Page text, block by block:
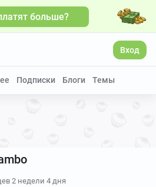
больше?
Вход
Подписки Блоги Темы
2 недели 4 дня